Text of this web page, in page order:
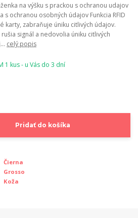
na výšku s prackou s ochranou udajov
s ochranou osobných údajov Funkcia RFID
karty, zabraňuje úniku citlivých údajov.
signál a nedovolia úniku citlivých
celý popis
1 kus - u Vás do 3 dní
Pridať do košíka
Čierna
Grosso
Koža